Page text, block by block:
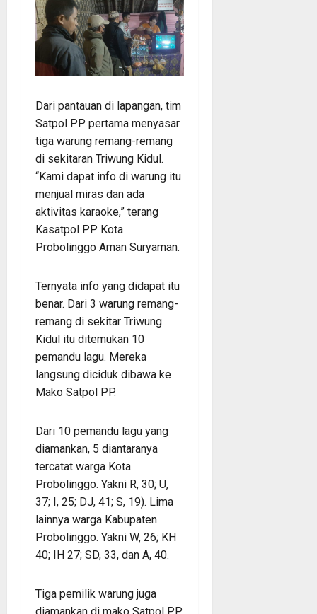
Dari pantauan di lapangan, tim
Satpol PP pertama menyasar
tiga warung remang-remang
di sekitaran Triwung Kidul.
“Kami dapat info di warung itu
menjual miras dan ada
aktivitas karaoke,” terang
Kasatpol PP Kota
Probolinggo Aman Suryaman.
Ternyata info yang didapat itu
benar. Dari 3 warung remang-
remang di sekitar Triwung
Kidul itu ditemukan 10
pemandu lagu. Mereka
langsung diciduk dibawa ke
Mako Satpol PP.
Dari 10 pemandu lagu yang
diamankan, 5 diantaranya
tercatat warga Kota
Probolinggo. Yakni R, 30; U,
37; I, 25; DJ, 41; S, 19). Lima
lainnya warga Kabupaten
Probolinggo. Yakni W, 26; KH
40; IH 27; SD, 33, dan A, 40.
Tiga pemilik warung juga